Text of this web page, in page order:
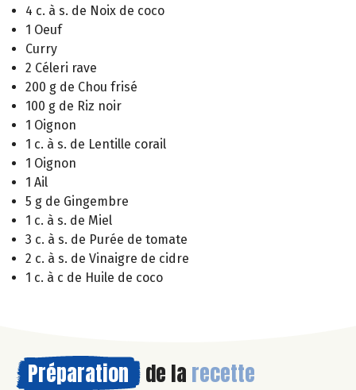
4 c. à s. de Noix de coco
1 Oeuf
Curry
2 Céleri rave
200 g de Chou frisé
100 g de Riz noir
1 Oignon
1 c. à s. de Lentille corail
1 Oignon
1 Ail
5 g de Gingembre
1 c. à s. de Miel
3 c. à s. de Purée de tomate
2 c. à s. de Vinaigre de cidre
1 c. à c de Huile de coco
Préparation de la recette